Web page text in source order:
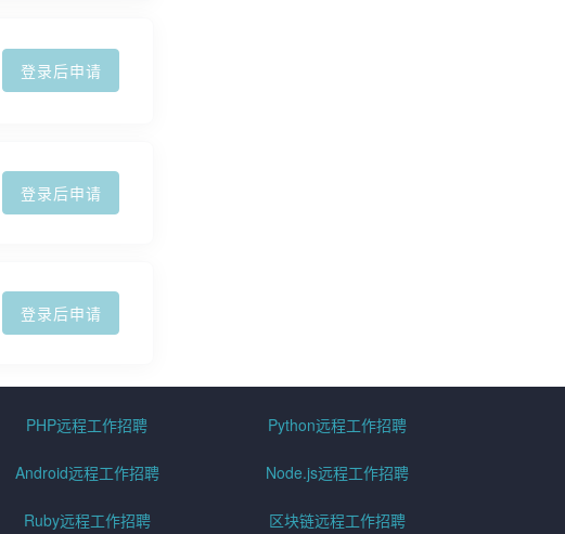
登录后申请
登录后申请
登录后申请
PHP远程工作招聘 Python远程工作招聘
Android远程工作招聘 Node.js远程工作招聘
Ruby远程工作招聘 区块链远程工作招聘